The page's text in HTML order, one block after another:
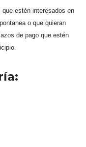
estén interesados en
o que quieran
de pago que estén